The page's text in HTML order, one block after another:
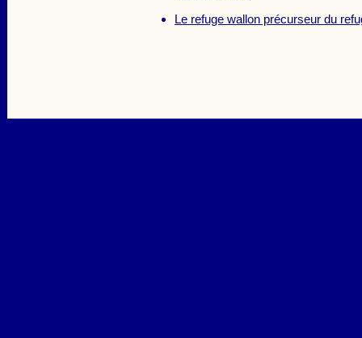
Le refuge wallon précurseur du